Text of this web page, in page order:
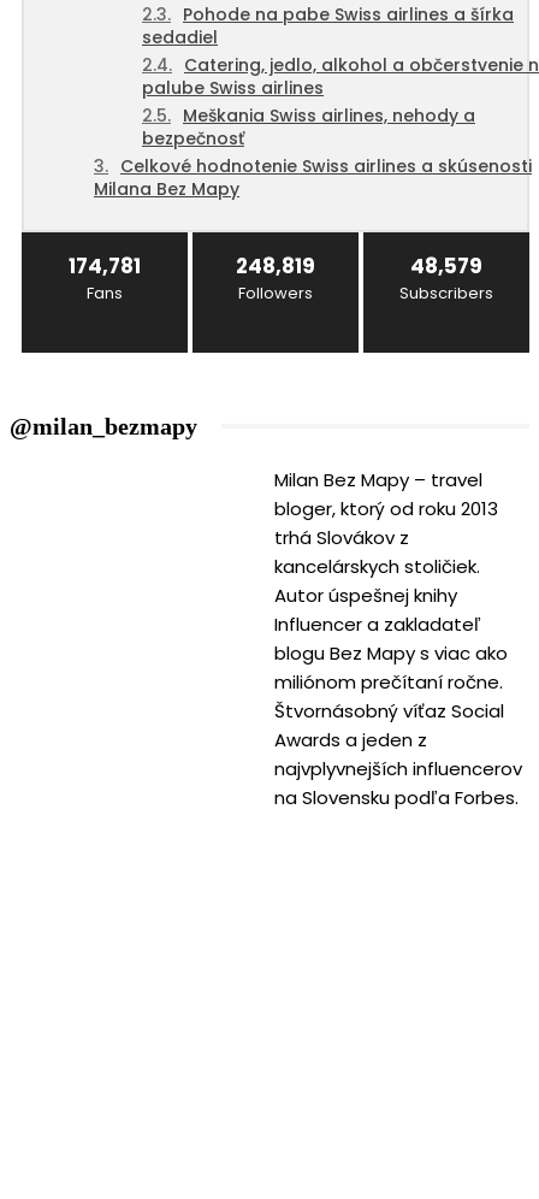
Pohode na pabe Swiss airlines a šírka
sedadiel
Catering, jedlo, alkohol a občerstvenie
palube Swiss airlines
Meškania Swiss airlines, nehody a
bezpečnosť
Celkové hodnotenie Swiss airlines a skúsenosti
Milana Bez Mapy
174,781
Fans
248,819
Followers
48,579
Subscribers
@milan_bezmapy
Milan Bez Mapy – travel
bloger, ktorý od roku 2013
trhá Slovákov z
kancelárskych stoličiek.
Autor úspešnej knihy
Influencer a zakladateľ
blogu Bez Mapy s viac ako
miliónom prečítaní ročne.
Štvornásobný víťaz Social
Awards a jeden z
najvplyvnejších influencerov
na Slovensku podľa Forbes.